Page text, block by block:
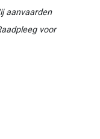
aanvaarden
voor